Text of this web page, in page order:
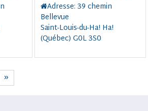
Adresse: 39 chemin
Bellevue
Saint-Louis-du-Ha! Ha!
(Québec) G0L 3S0
»